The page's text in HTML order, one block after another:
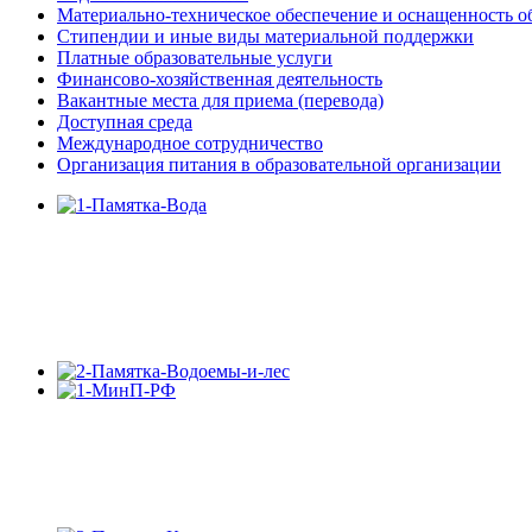
Материально-техническое обеспечение и оснащенность
Стипендии и иные виды материальной поддержки
Платные образовательные услуги
Финансово-хозяйственная деятельность
Вакантные места для приема (перевода)
Доступная среда
Международное сотрудничество
Организация питания в образовательной организации